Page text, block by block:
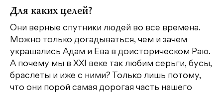
Для каких целей?
Они верные спутники людей во все времена.
Можно только догадываться, чем и зачем
украшались Адам и Ева в доисторическом Раю.
А почему мы в XXI веке так любим серьги, бусы,
браслеты и иже с ними? Только лишь потому,
что они порой самая дорогая часть нашего